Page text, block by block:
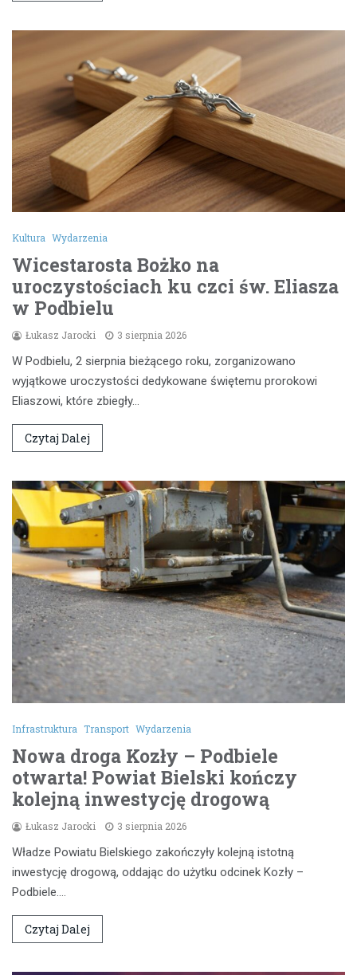
Kultura Wydarzenia
Wicestarosta Bożko na
uroczystościach ku czci św. Eliasza
w Podbielu
Łukasz Jarocki 3 sierpnia 2026
W Podbielu, 2 sierpnia bieżącego roku, zorganizowano
wyjątkowe uroczystości dedykowane świętemu prorokowi
Eliaszowi, które zbiegły…
Czytaj Dalej
Infrastruktura Transport Wydarzenia
Nowa droga Kozły – Podbiele
otwarta! Powiat Bielski kończy
kolejną inwestycję drogową
Łukasz Jarocki 3 sierpnia 2026
Władze Powiatu Bielskiego zakończyły kolejną istotną
inwestycję drogową, oddając do użytku odcinek Kozły –
Podbiele.…
Czytaj Dalej